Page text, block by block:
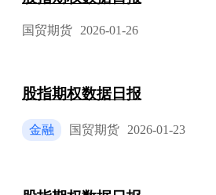
国贸期货 2026-01-26
股指期权数据日报
金融 国贸期货 2026-01-23